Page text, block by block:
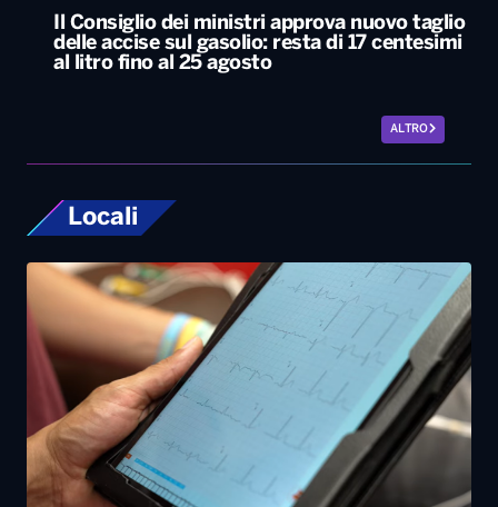
Il Consiglio dei ministri approva nuovo taglio
delle accise sul gasolio: resta di 17 centesimi
al litro fino al 25 agosto
ALTRO
Locali